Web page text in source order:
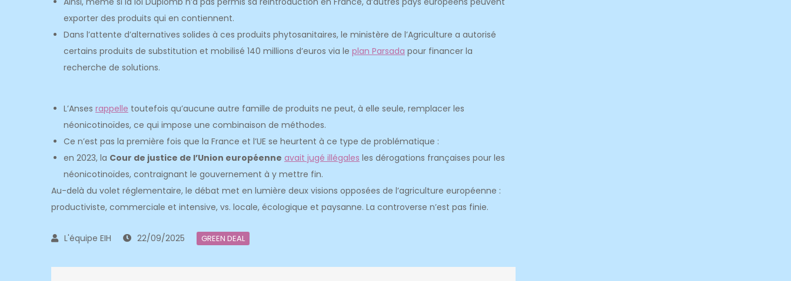
exporter des produits qui en contiennent.
Dans l’attente d’alternatives solides à ces produits phytosanitaires, le ministère de l’Agriculture a autorisé
certains produits de substitution et mobilisé 140 millions d’euros via le plan Parsada pour financer la
recherche de solutions.
L’Anses rappelle toutefois qu’aucune autre famille de produits ne peut, à elle seule, remplacer les
néonicotinoïdes, ce qui impose une combinaison de méthodes.
Ce n’est pas la première fois que la France et l’UE se heurtent à ce type de problématique :
en 2023, la Cour de justice de l’Union européenne avait jugé illégales les dérogations françaises pour les
néonicotinoïdes, contraignant le gouvernement à y mettre fin.
Au-delà du volet réglementaire, le débat met en lumière deux visions opposées de l’agriculture européenne :
productiviste, commerciale et intensive, vs. locale, écologique et paysanne. La controverse n’est pas finie.
22/09/2025 GREEN DEAL